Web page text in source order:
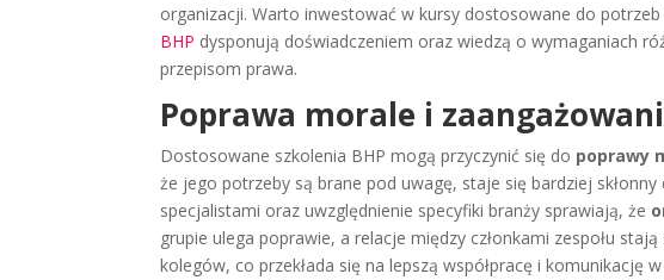
organizacji. Warto inwestować w kursy dostosowane do
BHP dysponują doświadczeniem oraz wiedzą o wymaganiach
przepisom prawa.
Poprawa morale i
Dostosowane szkolenia BHP mogą przyczynić się do poprawy
że jego potrzeby są brane pod uwagę, staje się bardziej
specjalistami oraz uwzględnienie specyfiki branży sprawiają, że
grupie ulega poprawie, a relacje między członkami zespołu
kolegów, co przekłada się na lepszą współpracę i komunikację